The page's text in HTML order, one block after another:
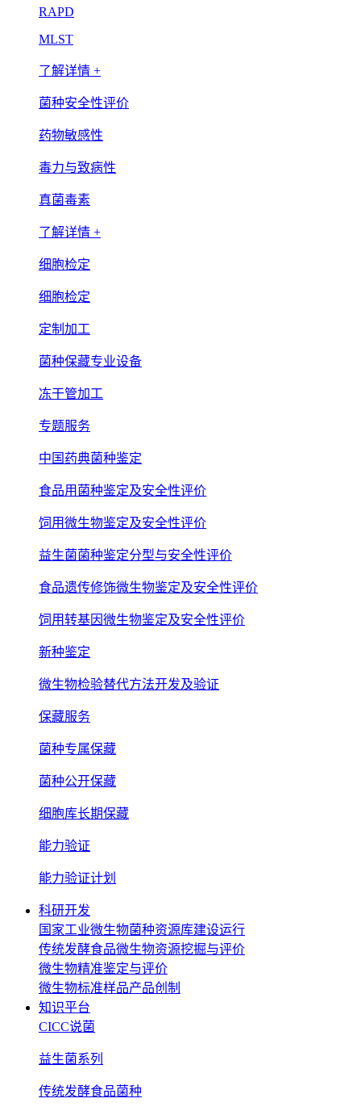
RAPD
MLST
了解详情 +
菌种安全性评价
药物敏感性
毒力与致病性
真菌毒素
了解详情 +
细胞检定
细胞检定
定制加工
菌种保藏专业设备
冻干管加工
专题服务
中国药典菌种鉴定
食品用菌种鉴定及安全性评价
饲用微生物鉴定及安全性评价
益生菌菌种鉴定分型与安全性评价
食品遗传修饰微生物鉴定及安全性评价
饲用转基因微生物鉴定及安全性评价
新种鉴定
微生物检验替代方法开发及验证
保藏服务
菌种专属保藏
菌种公开保藏
细胞库长期保藏
能力验证
能力验证计划
科研开发
国家工业微生物菌种资源库建设运行
传统发酵食品微生物资源挖掘与评价
微生物精准鉴定与评价
微生物标准样品产品创制
知识平台
CICC说菌
益生菌系列
传统发酵食品菌种